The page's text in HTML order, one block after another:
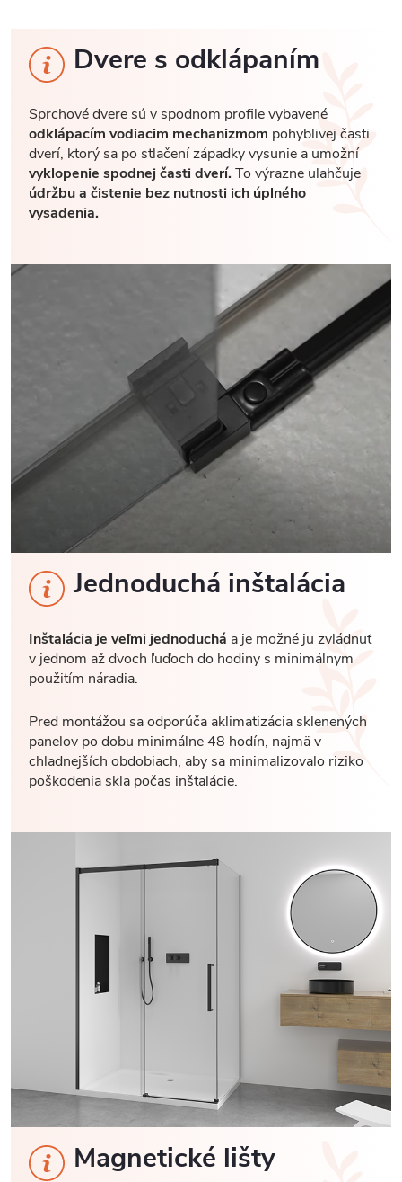
Dvere s odklápaním
Sprchové dvere sú v spodnom profile vybavené
odklápacím vodiacim mechanizmom pohyblivej časti
dverí, ktorý sa po stlačení západky vysunie a umožní
vyklopenie spodnej časti dverí.To výrazne uľahčuje
údržbu a čistenie bez nutnosti ich úplného
vysadenia.
Jednoduchá inštalácia
Inštalácia je veľmi jednoduchá a je možné ju zvládnuť
v jednom až dvoch ľuďoch do hodiny s minimálnym
použitím náradia.
Pred montážou sa odporúča aklimatizácia sklenených
panelov po dobu minimálne 48 hodín, najmä v
chladnejších obdobiach, aby sa minimalizovalo riziko
poškodenia skla počas inštalácie.
Magnetické lišty